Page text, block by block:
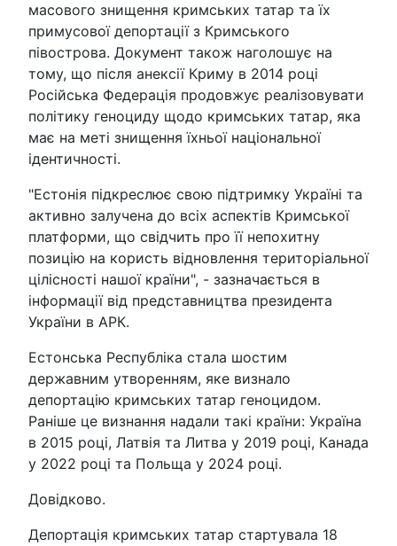
масового знищення кримських татар та їх
примусової депортації з Кримського
півострова. Документ також наголошує на
тому, що після анексії Криму в 2014 році
Російська Федерація продовжує реалізовувати
політику геноциду щодо кримських татар, яка
має на меті знищення їхньої національної
ідентичності.
"Естонія підкреслює свою підтримку Україні та
активно залучена до всіх аспектів Кримської
платформи, що свідчить про її непохитну
позицію на користь відновлення територіальної
цілісності нашої країни", - зазначається в
інформації від представництва президента
України в АРК.
Естонська Республіка стала шостим
державним утворенням, яке визнало
депортацію кримських татар геноцидом.
Раніше це визнання надали такі країни: Україна
в 2015 році, Латвія та Литва у 2019 році, Канада
у 2022 році та Польща у 2024 році.
Довідково.
Депортація кримських татар стартувала 18